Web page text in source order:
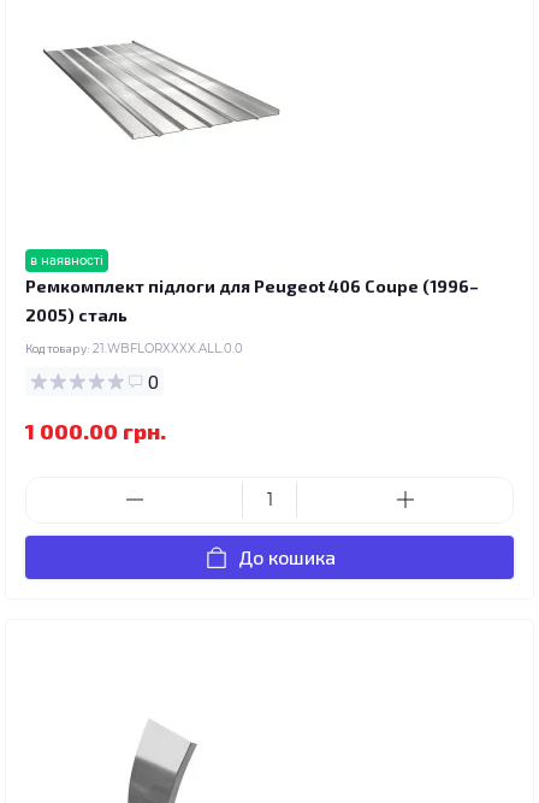
в наявності
Ремкомплект підлоги для Peugeot 406 Coupe (1996–
2005) сталь
Код товару: 21.WBFLORXXXX.ALL.0.0
0
1 000.00 грн.
До кошика